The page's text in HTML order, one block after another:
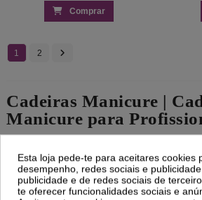
Comprar
1 2
Cadeiras Manicure |
Manicure para
de manicure é essencial para montar
funcional. Cadeira para manicure
rápido.
Esta loja pede-te para aceitares cookies
desempenho, redes sociais e
publicidade e de redes sociais de
te oferecer funcionalidades sociais e